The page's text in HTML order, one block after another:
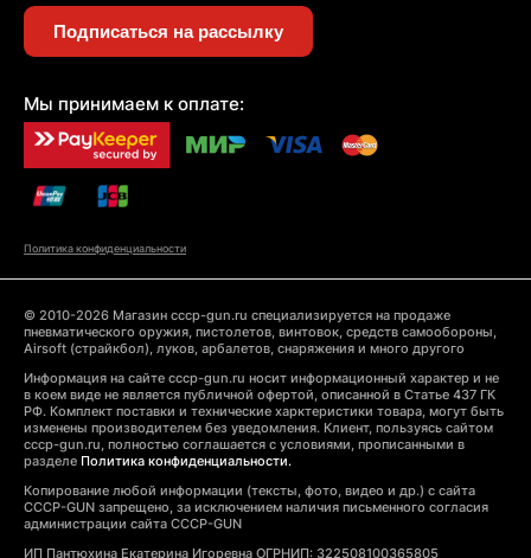
Подписаться на рассылку
Мы принимаем к оплате:
Политика конфиденциальности
© 2010-2026 Магазин cccp-gun.ru специализируется на продаже
пневматического оружия, пистолетов, винтовок, средств самообороны,
Airsoft (страйкбол), луков, арбалетов, снаряжения и много другого
Информация на сайте cccp-gun.ru носит информационный характер и не
в коем виде не является публичной офертой, описанной в Статье 437 ГК
РФ. Комплект поставки и технические харктеристики товара, могут быть
изменены производителем без уведомления. Клиент, пользуясь сайтом
cccp-gun.ru, полностью соглашается с условиями, прописанными в
разделе Политика конфиденциальности.
Копирование любой информации (тексты, фото, видео и др.) с сайта
CCCP-GUN запрещено, за исключением наличия письменного согласия
администрации сайта CCCP-GUN
ИП Пантюхина Екатерина Игоревна ОГРНИП: 322508100365805